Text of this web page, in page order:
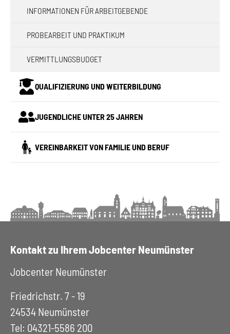
INFORMATIONEN FÜR ARBEITGEBENDE
PROBEARBEIT UND PRAKTIKUM
VERMITTLUNGSBUDGET
QUALIFIZIERUNG UND WEITERBILDUNG
JUGENDLICHE UNTER 25 JAHREN
VEREINBARKEIT VON FAMILIE UND BERUF
Kontakt zu Ihrem Jobcenter Neumünster
Jobcenter Neumünster
Friedrichstr. 7 - 19
24534 Neumünster
Tel: 04321-5586 200